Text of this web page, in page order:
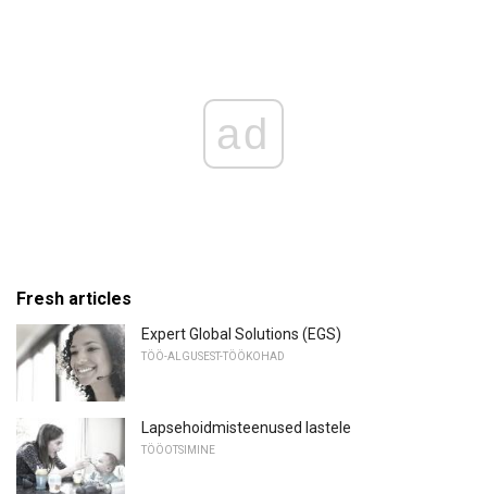
ad
Fresh articles
Expert Global Solutions (EGS)
TÖÖ-ALGUSEST-TÖÖKOHAD
Lapsehoidmisteenused lastele
TÖÖOTSIMINE